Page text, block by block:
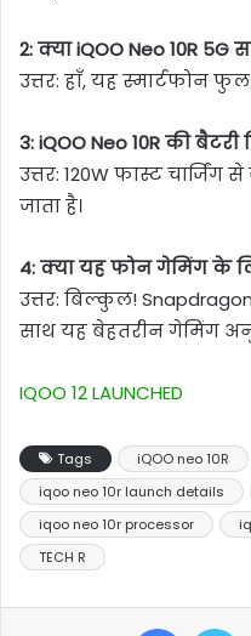
2: क्या iQOO Neo 10R 5G
उत्तर: हाँ, यह स्मार्टफोन
3: iQOO Neo 10R की
उत्तर: 120W फास्ट चार्जिंग
जाता है।
4: क्या यह फोन गेमिंग के
उत्तर: बिल्कुल!
साथ यह बेहतरीन गेमिंग
IQOO 12 LAUNCHED
Tags iQOO neo 10R
iqoo neo 10r launch details
iqoo neo 10r processor
TECH R